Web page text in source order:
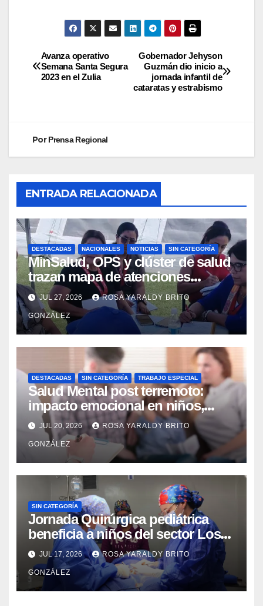
Gobernador Jehyson
Guzmán dio inicio a
jornada infantil de
cataratas y estrabismo
Avanza operativo
Semana Santa Segura
2023 en el Zulia
PorPrensa Regional
ENTRADA RELACIONADA
DESTACADAS NACIONALES NOTICIAS SIN CATEGORÍA
MinSalud, OPS y clúster de salud
trazan mapa de atenciones
integrales para reforzar la
contingencia
JUL 27, 2026 ROSA YARALDY BRITO
GONZÁLEZ
DESTACADAS SIN CATEGORÍA TRABAJO ESPECIAL
Salud Mental post terremoto:
impacto emocional en niños,
niñas, adolescentes y madres
JUL 20, 2026 ROSA YARALDY BRITO
GONZÁLEZ
SIN CATEGORÍA
Jornada Quirúrgica pediátrica
beneficia a niños del sector Los
Curos
JUL 17, 2026 ROSA YARALDY BRITO
GONZÁLEZ